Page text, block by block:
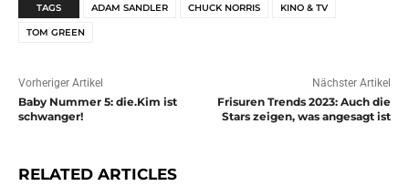
TAGS ADAM SANDLER CHUCK NORRIS KINO & TV
TOM GREEN
Vorheriger Artikel
Baby Nummer 5: die.Kim ist
schwanger!
Nächster Artikel
Frisuren Trends 2023: Auch die
Stars zeigen, was angesagt ist
RELATED ARTICLES